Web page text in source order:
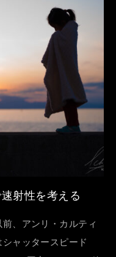
射性を考える
、アンリ・カルティ
ャッタースピード